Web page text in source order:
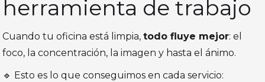
herramienta de trabajo
Cuando tu oficina está limpia,todo fluye mejor: el
foco, la concentración, la imagen y hasta el ánimo.
🔹 Esto es lo que conseguimos en cada servicio: